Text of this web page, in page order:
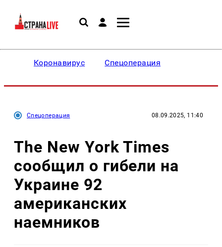
Коронавирус Спецоперация
Спецоперация 08.09.2025, 11:40
The New York Times
сообщил о гибели на
Украине 92
американских
наемников